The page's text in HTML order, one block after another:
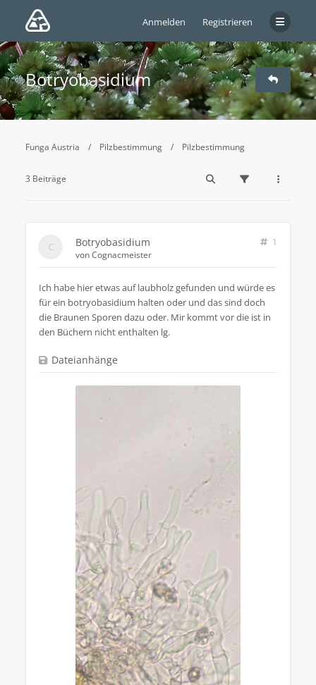
Anmelden Registrieren
Botryobasidium
Funga Austria Pilzbestimmung Pilzbestimmung
3 Beiträge
Botryobasidium
1
vonCognacmeister
Ich habe hier etwas auf laubholz gefunden und würde es
für ein botryobasidium halten oder und das sind doch
die Braunen Sporen dazu oder. Mir kommt vor die ist in
den Büchern nicht enthalten lg.
Dateianhänge